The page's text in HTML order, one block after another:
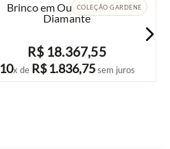
COLEÇÃO GARDENE
Brinco em Ouro Branco e
Diamante
R$ 18.367,55
10x de R$ 1.836,75sem juros
COMPRAR